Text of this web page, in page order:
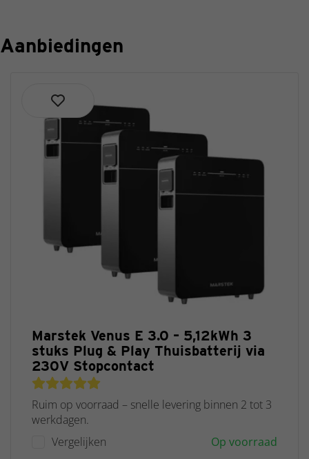
Aanbiedingen
Marstek Venus E 3.0 – 5,12kWh 3
stuks Plug & Play Thuisbatterij via
230V Stopcontact
Ruim op voorraad – snelle levering binnen 2 tot 3
werkdagen.
Vergelijken
Op voorraad